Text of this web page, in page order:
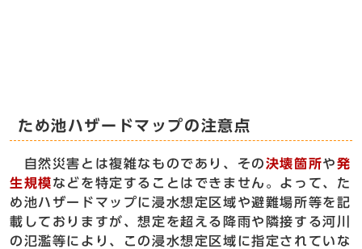
ため池ハザードマップの注意点
自然災害とは複雑なものであり、その決壊箇所や発
生規模などを特定することはできません。よって、た
め池ハザードマップに浸水想定区域や避難場所等を記
載しておりますが、想定を超える降雨や隣接する河川
の氾濫等により、この浸水想定区域に指定されていな